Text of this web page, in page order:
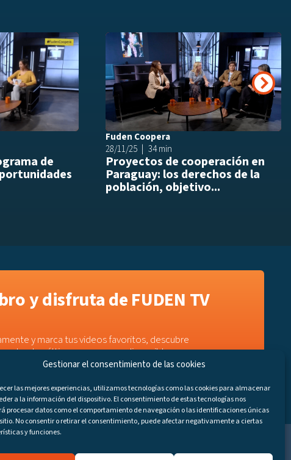
Gestionar el consentimiento de las cookies
las mejores experiencias, utilizamos tecnologías como las cookies para almacenar
a la información del dispositivo. El consentimiento de estas tecnologías nos
procesar datos como el comportamiento de navegación o las identificaciones únicas
No consentir o retirar el consentimiento, puede afectar negativamente a ciertas
y funciones.
Añadir a playlist
de
Fuden Coopera
28/11/25
34 min
Proyectos de cooperación en
Paraguay: los derechos de la
población, objetivo...
y disfruta de FUDEN TV
y marca tus videos favoritos, descubre
a los últimos programas disponibles.